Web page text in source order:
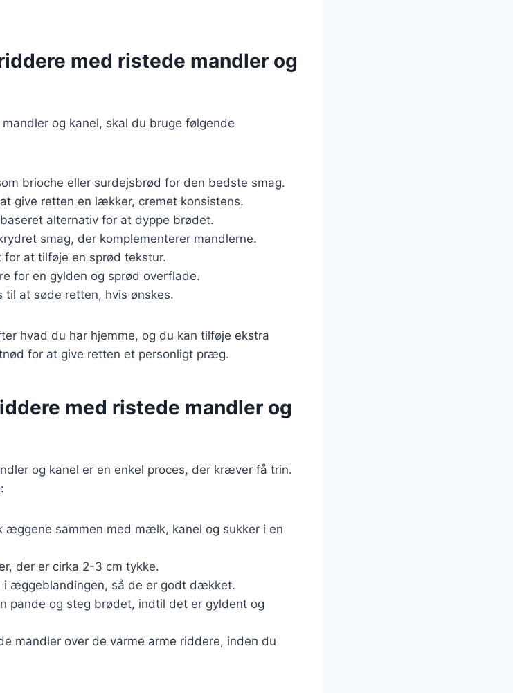
med ristede mandler og
og kanel, skal du bruge følgende
brioche eller surdejsbrød for den bedste smag.
give retten en lækker, cremet konsistens.
alternativ for at dyppe brødet.
smag, der komplementerer mandlerne.
for at tilføje en sprød tekstur.
for en gylden og sprød overflade.
til at søde retten, hvis ønskes.
hvad du har hjemme, og du kan tilføje ekstra
for at give retten et personligt præg.
med ristede mandler og
og kanel er en enkel proces, der kræver få trin.
æggene sammen med mælk, kanel og sukker i en
der er cirka 2-3 cm tykke.
i æggeblandingen, så de er godt dækket.
pande og steg brødet, indtil det er gyldent og
mandler over de varme arme riddere, inden du